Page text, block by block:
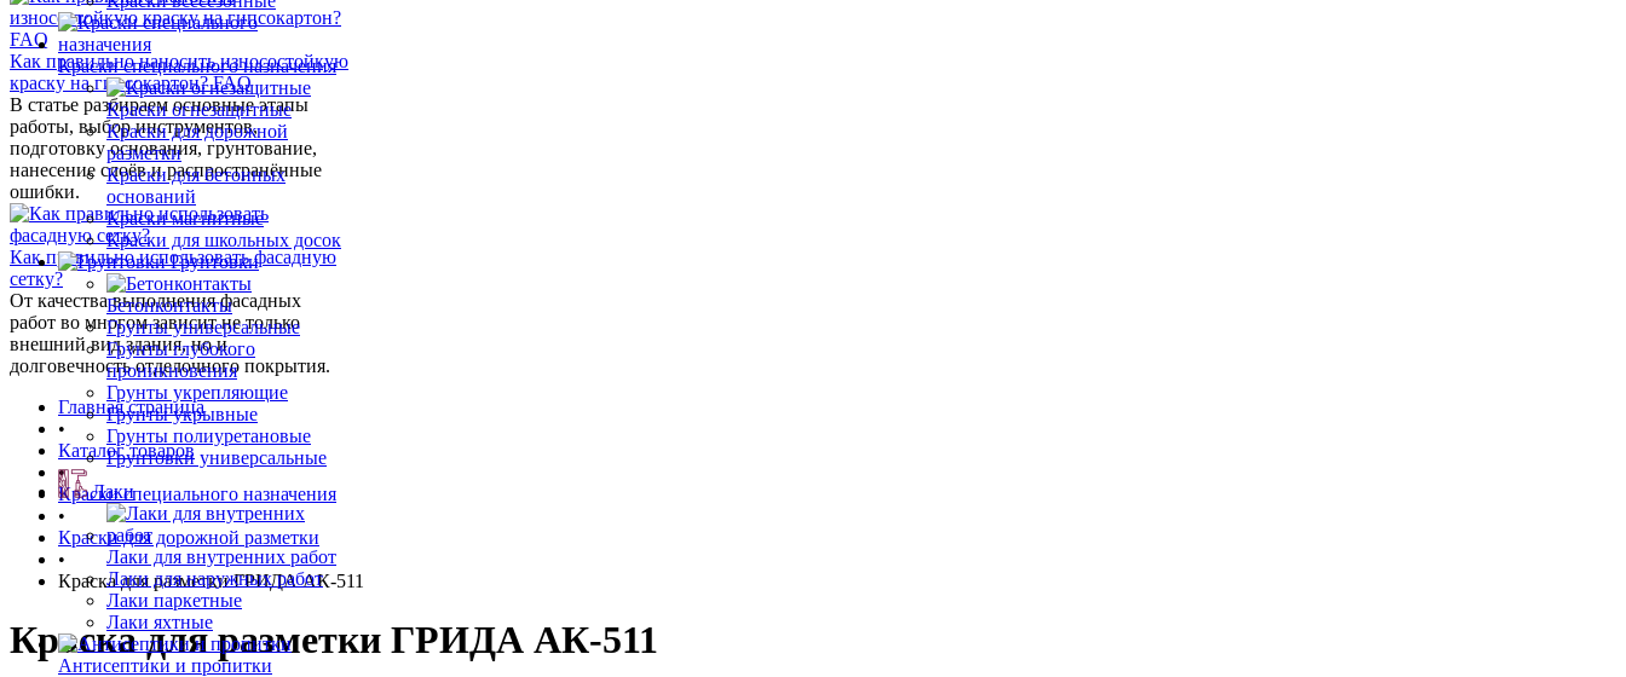
Краски специального назначения
Краски огнезащитные
Краски для дорожной
разметки
Краски для бетонных
оснований
Краски магнитные
Краски для школьных досок
Грунтовки
Бетонконтакты
Грунты универсальные
Грунты глубокого
проникновения
Грунты укрепляющие
Грунты укрывные
Грунты полиуретановые
Грунтовки универсальные
Лаки
Лаки для внутренних работ
Лаки для наружных работ
Лаки паркетные
Лаки яхтные
Антисептики и пропитки
Как правильно наносить износостойкую
краску на гипсокартон? FAQ
В статье разбираем основные этапы
работы, выбор инструментов,
подготовку основания, грунтование,
нанесение слоёв и распространённые
ошибки.
Как правильно использовать фасадную
сетку?
От качества выполнения фасадных
работ во многом зависит не только
внешний вид здания, но и
долговечность отделочного покрытия.
Главная страница
•
Каталог товаров
•
Краски специального назначения
•
Краски для дорожной разметки
•
Краска для разметки ГРИДА АК-511
Краска для разметки ГРИДА АК-511